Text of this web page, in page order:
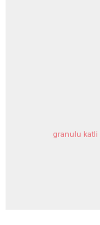
granulu katli